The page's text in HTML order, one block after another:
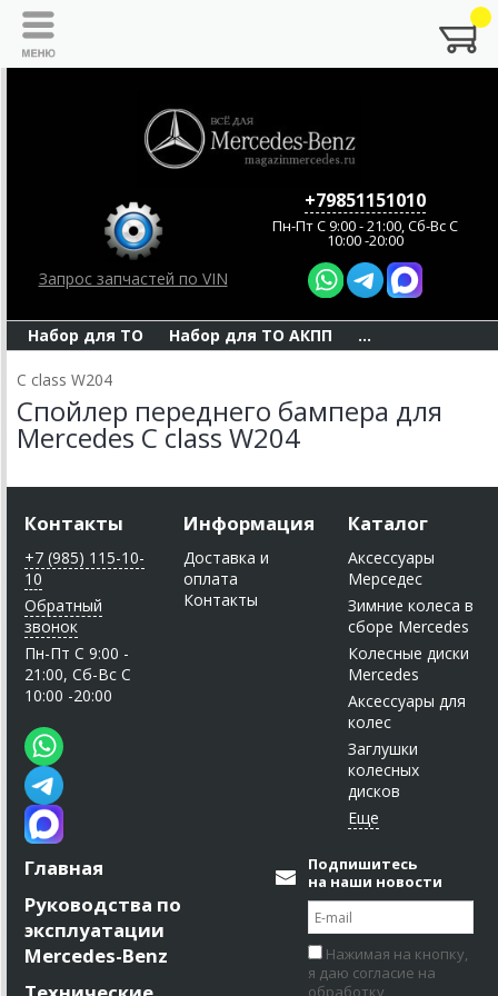
Запрос запчастей по VIN
+79851151010
Пн-Пт C 9:00 - 21:00, Сб-Вс С
10:00 -20:00
Набор для ТО Набор для ТО АКПП ...
C class W204
Спойлер переднего бампера для
Mercedes C class W204
Контакты
+7 (985) 115-10-
10
Обратный
звонок
Пн-Пт C 9:00 -
21:00, Сб-Вс С
10:00 -20:00
Информация
Доставка и
оплата
Контакты
Каталог
Аксессуары
Мерседес
Зимние колеса в
сборе Mercedes
Колесные диски
Mercedes
Аксессуары для
колес
Заглушки
колесных
дисков
Главная
Руководства по
эксплуатации
Mercedes-Benz
Подпишитесь
на наши новости
Нажимая на кнопку,
я даю согласие на